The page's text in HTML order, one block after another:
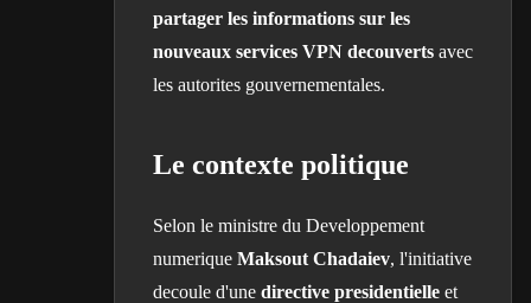
partager les informations sur les
nouveaux services VPN decouverts avec
les autorites gouvernementales.
Le contexte politique
Selon le ministre du Developpement
numerique Maksout Chadaiev, l'initiative
decoule d'une directive presidentielle et